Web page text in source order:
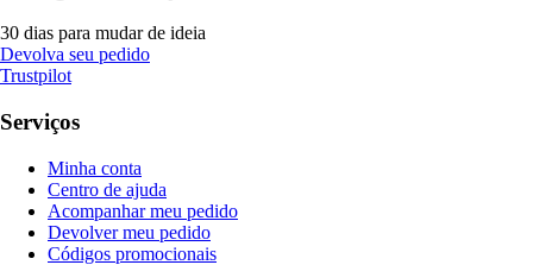
30 dias para mudar de ideia
Devolva seu pedido
Trustpilot
Serviços
Minha conta
Centro de ajuda
Acompanhar meu pedido
Devolver meu pedido
Códigos promocionais